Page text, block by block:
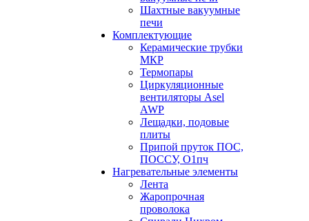
Шахтные вакуумные
печи
Комплектующие
Керамические трубки
МКР
Термопары
Циркуляционные
вентиляторы Asel
AWP
Лещадки, подовые
плиты
Припой пруток ПОС,
ПОССУ, О1пч
Нагревательные элементы
Лента
Жаропрочная
проволока